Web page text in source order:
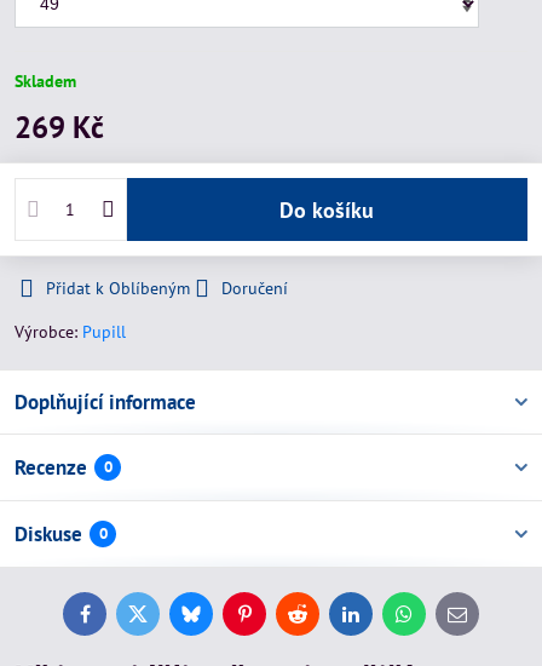
Skladem
269 Kč
Do košíku
Přidat k Oblíbeným
Doručení
Výrobce: Pupill
Doplňující informace
Recenze 0
Diskuse 0
FacebookTwitterBlueskyPinterestReddit LinkedInWhatsApp
E-
mail